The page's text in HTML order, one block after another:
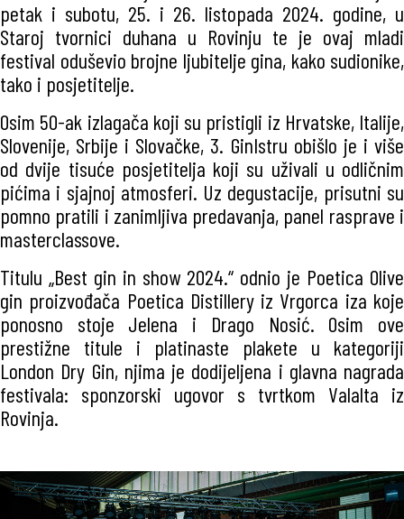
petak i subotu, 25. i 26. listopada 2024. godine, u
Staroj tvornici duhana u Rovinju te je ovaj mladi
festival oduševio brojne ljubitelje gina, kako sudionike,
tako i posjetitelje.
Osim 50-ak izlagača koji su pristigli iz Hrvatske, Italije,
Slovenije, Srbije i Slovačke, 3. GinIstru obišlo je i više
od dvije tisuće posjetitelja koji su uživali u odličnim
pićima i sjajnoj atmosferi. Uz degustacije, prisutni su
pomno pratili i zanimljiva predavanja, panel rasprave i
masterclassove.
Titulu „Best gin in show 2024.“ odnio je Poetica Olive
gin proizvođača Poetica Distillery iz Vrgorca iza koje
ponosno stoje Jelena i Drago Nosić. Osim ove
prestižne titule i platinaste plakete u kategoriji
London Dry Gin, njima je dodijeljena i glavna nagrada
festivala: sponzorski ugovor s tvrtkom Valalta iz
Rovinja.